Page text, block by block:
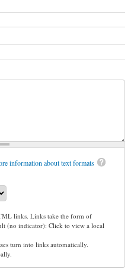
information about text formats
links. Links take the form of
(no indicator): Click to view a local
turn into links automatically.